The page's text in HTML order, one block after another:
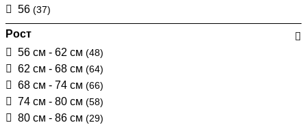
56 (37)
Рост
56 см - 62 см (48)
62 см - 68 см (64)
68 см - 74 см (66)
74 см - 80 см (58)
80 см - 86 см (29)